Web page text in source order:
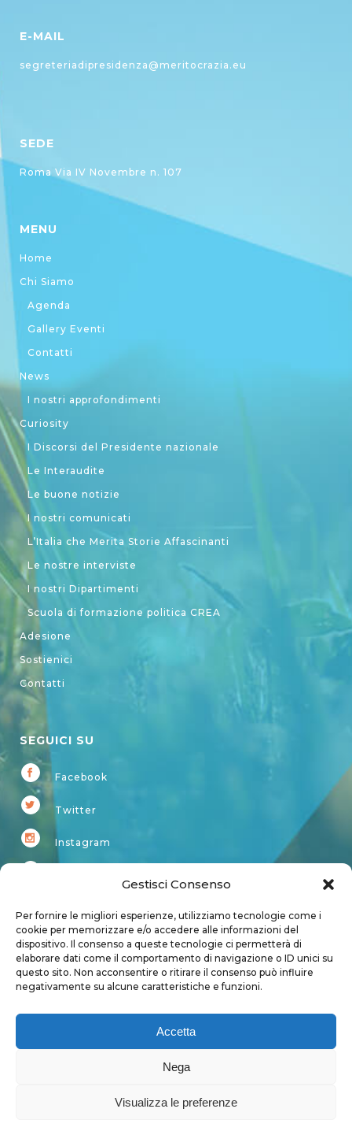
Gestisci Consenso
Per fornire le migliori esperienze, utilizziamo tecnologie come i
cookie per memorizzare e/o accedere alle informazioni del
dispositivo. Il consenso a queste tecnologie ci permetterà di
elaborare dati come il comportamento di navigazione o ID unici su
questo sito. Non acconsentire o ritirare il consenso può influire
negativamente su alcune caratteristiche e funzioni.
Accetta
Nega
Visualizza le preferenze
E-MAIL
segreteriadipresidenza@meritocrazia.eu
SEDE
Roma Via IV Novembre n. 107
MENU
Home
Chi Siamo
Agenda
Gallery Eventi
Contatti
News
I nostri approfondimenti
Curiosity
I Discorsi del Presidente nazionale
Le Interaudite
Le buone notizie
I nostri comunicati
L’Italia che Merita Storie Affascinanti
Le nostre interviste
I nostri Dipartimenti
Scuola di formazione politica CREA
Adesione
Sostienici
Contatti
SEGUICI SU
Facebook
Twitter
Instagram
Account
Login
User page